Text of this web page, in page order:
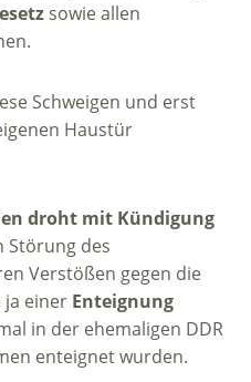
sowie allen
Schweigen und erst
Haustür
droht mit Kündigung
Störung des
Verstößen gegen die
ja einer Enteignung
in der ehemaligen DDR
enteignet wurden.